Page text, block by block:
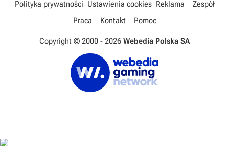
Polityka prywatności Ustawienia cookies Reklama
Zespół
Praca
Kontakt Pomoc
Copyright © 2000 - 2026 Webedia Polska SA